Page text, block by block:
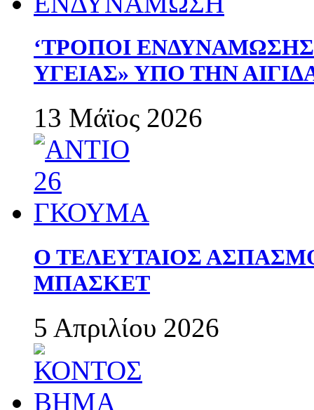
‘ΤΡΟΠΟΙ
ΥΓΕΙΑΣ» ΥΠΟ ΤΗΝ
13 Μάϊος 2026
Ο ΤΕΛΕΥΤΑΙΟΣ
ΜΠΑΣΚΕΤ
5 Απριλίου 2026